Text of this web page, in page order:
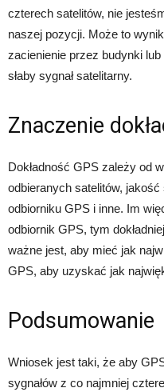
czterech satelitów, nie
naszej pozycji. Może to
zacienienie przez budynki
słaby sygnał satelitarny.
Znaczenie
Dokładność GPS zależy od
odbieranych satelitów, jakość
odbiorniku GPS i inne. Im
odbiornik GPS, tym
ważne jest, aby mieć jak
GPS, aby uzyskać jak
Podsumowanie
Wniosek jest taki, że aby
sygnałów z co najmniej